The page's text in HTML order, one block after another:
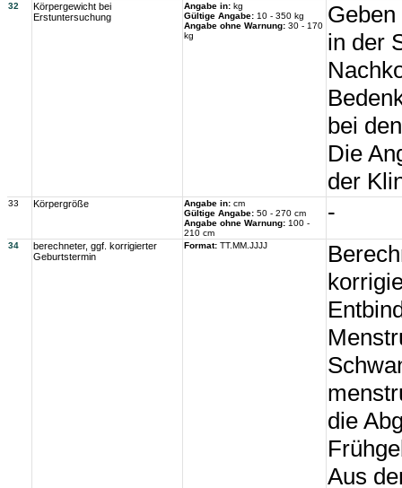
32
Körpergewicht bei
Erstuntersuchung
Angabe in: kg
Gültige Angabe: 10 - 350 kg
Angabe ohne Warnung: 30 - 170
kg
in der
bei
Die
der
33 Körpergröße Angabe in: cm
Gültige Angabe: 50 - 270 cm
Angabe ohne Warnung: 100 -
210 cm
-
34
berechneter, ggf. korrigierter
Geburtstermin
Format: TT.MM.JJJJ
die
Aus